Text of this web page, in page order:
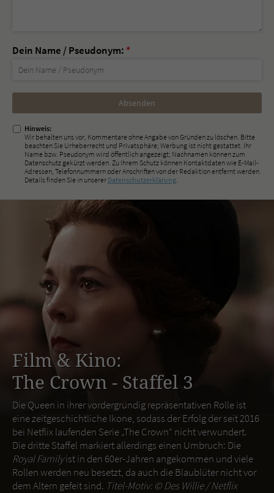
Dein Name / Pseudonym: *
Nicht
ausfüllen!
Hinweis:
Wir behalten uns vor, Kommentare ohne Angabe von Gründen zu löschen. Bitte
beachten Sie Urheberrecht und Privatsphäre; Werbung ist nicht gestattet. Ihr
Name bzw. Pseudonym wird öffentlich angezeigt; Nachnamen können zum
Datenschutz gekürzt werden. Zu Ihrem Schutz können Kontaktdaten wie E-Mail-
Adressen, Telefonnummern oder Anschriften von der Redaktion entfernt werden.
Details finden Sie in unserer Datenschutzerklärung
Film & Kino:
The Crown - Staffel 3
Die Queen in ihrer vordergründig repräsentativen Rolle ist
eine zeitgeschichtliche Ikone, sodass der Erfolg der seit 2016
bei Netflix laufenden Serie „The Crown“ nicht verwundert.
Die dritte Staffel markiert allerdings einen Umbruch: Die
Royal Familyist in den 60er-Jahren angekommen und viele
Rollen werden neu besetzt, da auch die Blaublüter nicht vor
dem Altern gefeit sind. Titel-Motiv: ©Des Willie / Netflix